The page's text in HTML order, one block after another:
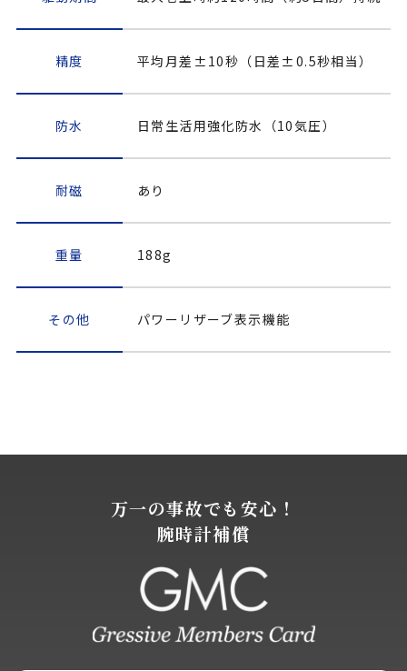
精度 平均月差±10秒（日差±0.5秒相当）
防水 日常生活用強化防水（10気圧）
耐磁 あり
重量 188g
その他 パワーリザーブ表示機能
万一の事故でも安心！
腕時計補償